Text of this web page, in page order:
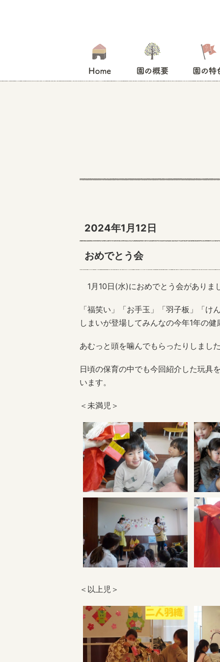
2024年1月12日
おめでとう会
1月10日(水)におめでとう会がありま
「福笑い」「お手玉」「羽子板」「
しまいが登場してみんなの今年1年の健
あむっと頭を噛んでもらったりしまし
日頃の保育の中でも今回紹介した玩具
います。
＜未満児＞
＜以上児＞